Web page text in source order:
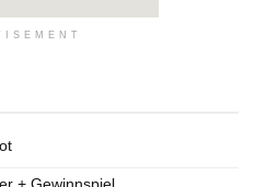
+ Gewinnspiel